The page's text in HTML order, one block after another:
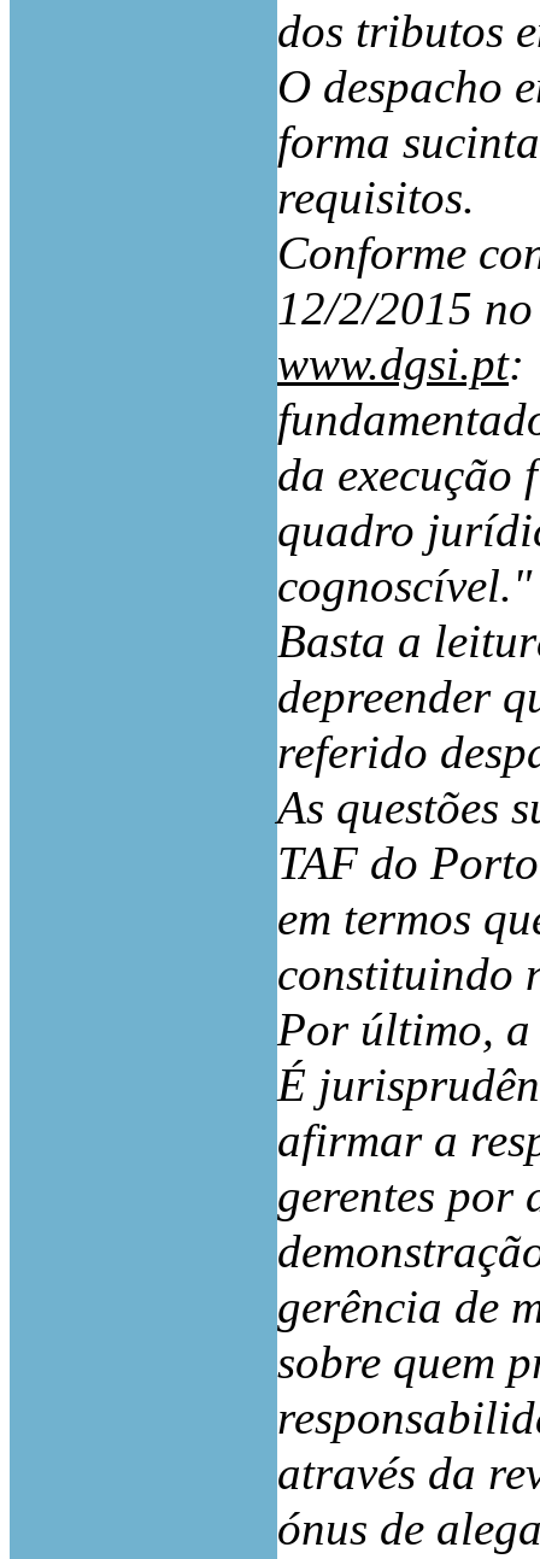
dos tributos
O despacho
forma
requisitos.
Conforme
12/2/2015
www.dgsi.pt:
da execução
quadro
cognoscível."
Basta a
depreender
referido
As questões
TAF do
em termos
constituindo
Por último, a
É
afirmar a
gerentes por
gerência de
sobre quem
através da
ónus de